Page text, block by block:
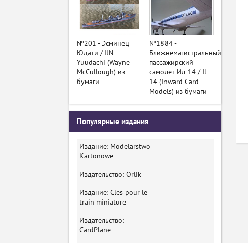
№201 - Эсминец
Юдати / IJN
Yuudachi (Wayne
McCullough) из
бумаги
№1884 -
Ближнемагистральный
пассажирский
самолет Ил-14 / Il-
14 (Inward Card
Models) из бумаги
Популярные издания
Издание: Modelarstwo
Kartonowe
Издательство: Orlik
Издание: Cles pour le
train miniature
Издательство:
CardPlane